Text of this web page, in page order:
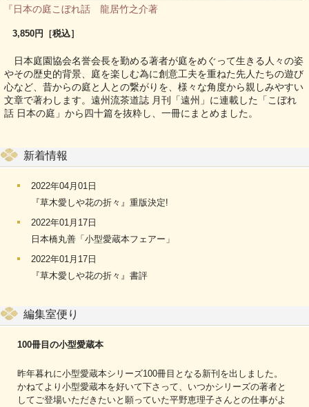
『日本の庭こぼれ話 龍居竹之介著
3,850円［税込］
日本庭園協会名誉会長を勤める著者が庭をめぐって生きる人々の姿
やその歴史的背景、庭を楽しむ為に創意工夫を重ねた先人たちの遊び
心など、昔からの庭と人との繋がりを、様々な角度から親しみやすい
文章で著わします。遠州流茶道誌 月刊「遠州」に連載した「こぼれ
話 日本の庭」から四十篇を抜粋し、一冊にまとめました。
新着情報
2022年04月01日
『草木愛しや花の折々』重版決定!
2022年01月17日
日本橋丸善「小型愛蔵本フェアー」
2022年01月17日
『草木愛しや花の折々』書評
編集室便り
100冊目の小型愛蔵本
昨年暮れに小型愛蔵本シリーズ100冊目となる新刊を出しました。
かねてより小型愛蔵本を好いて下さって、いつかシリーズの著者と
してご登場いただきたいと願っていた平野恵理子さんとの仕事がよ